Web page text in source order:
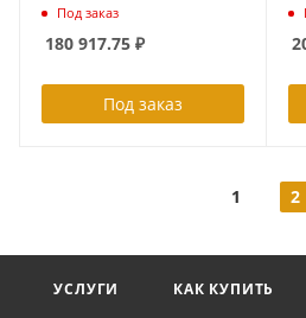
Под заказ
180 917.75 ₽
Под заказ
1 2
УСЛУГИ КАК КУПИТЬ